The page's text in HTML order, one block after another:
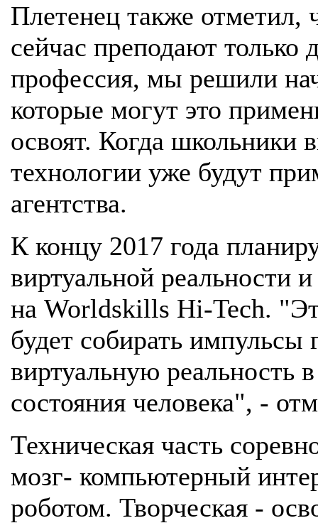
Плетенец также отметил,
сейчас преподают только
профессия, мы решили
которые могут это
освоят. Когда школьники
технологии уже будут
агентства.
К концу 2017 года
виртуальной реальности
на Worldskills Hi-Tech.
будет собирать импульсы
виртуальную реальность
состояния человека", -
Техническая часть
мозг- компьютерный
роботом. Творческая -